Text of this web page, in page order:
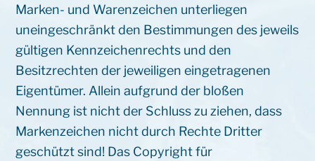
Marken- und Warenzeichen unterliegen
uneingeschränkt den Bestimmungen des jeweils
gültigen Kennzeichenrechts und den
Besitzrechten der jeweiligen eingetragenen
Eigentümer. Allein aufgrund der bloßen
Nennung ist nicht der Schluss zu ziehen, dass
Markenzeichen nicht durch Rechte Dritter
geschützt sind! Das Copyright für